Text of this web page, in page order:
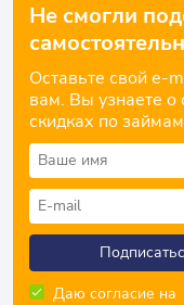
Не смогли
Оставьте свой e-
вам. Вы узнаете о
скидках по займам
Даю согласие на